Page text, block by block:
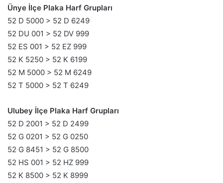
Ünye İlçe Plaka Harf Grupları
52 D 5000 > 52 D 6249
52 DU 001 > 52 DV 999
52 ES 001 > 52 EZ 999
52 K 5250 > 52 K 6199
52 M 5000 > 52 M 6249
52 T 5000 > 52 T 6249
Ulubey İlçe Plaka Harf Grupları
52 D 2001 > 52 D 2499
52 G 0201 > 52 G 0250
52 G 8451 > 52 G 8500
52 HS 001 > 52 HZ 999
52 K 8500 > 52 K 8999